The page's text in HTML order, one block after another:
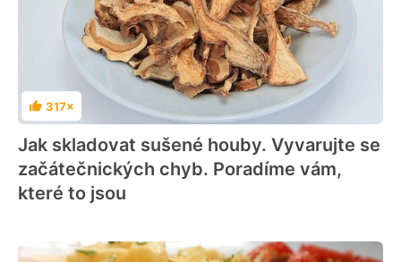
Hodnocení
317×
Jak skladovat sušené houby. Vyvarujte se
začátečnických chyb. Poradíme vám,
které to jsou